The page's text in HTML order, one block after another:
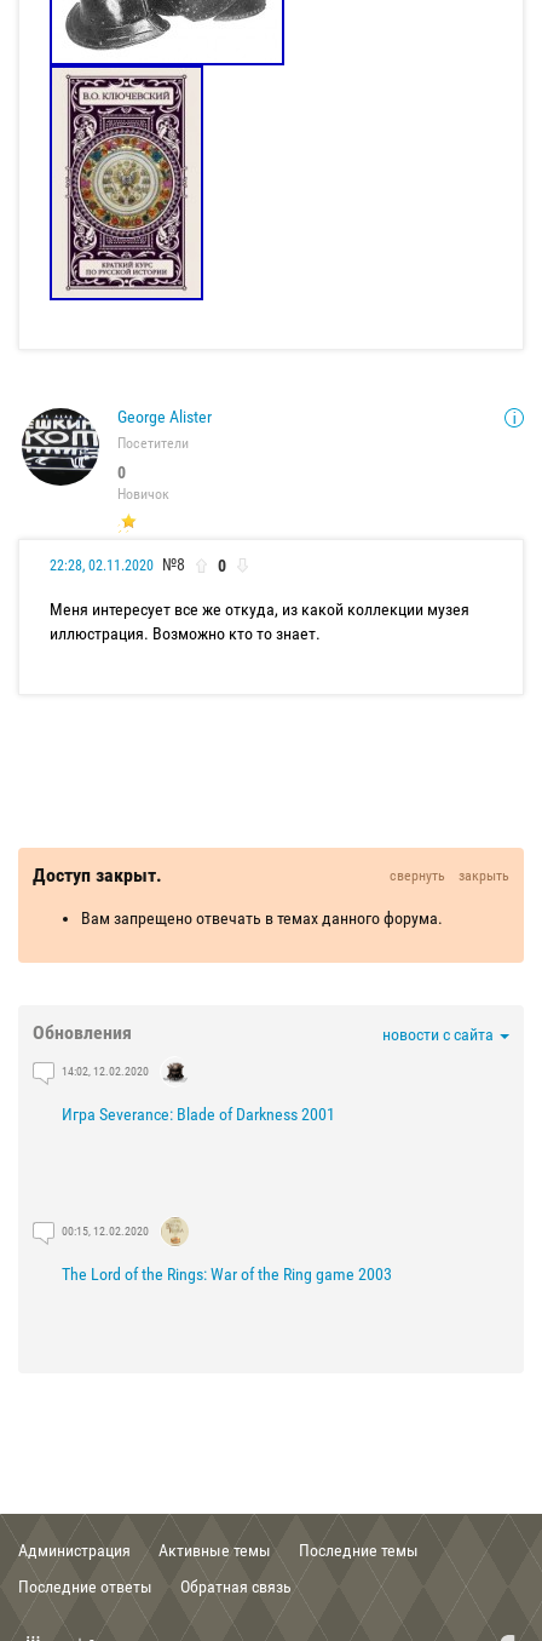
George Alister
Посетители
0
Новичок
22:28, 02.11.2020 №8 0
Меня интересует все же откуда, из какой коллекции музея
иллюстрация. Возможно кто то знает.
Доступ закрыт. свернуть закрыть
Вам запрещено отвечать в темах данного форума.
Обновления новости с сайта
14:02, 12.02.2020
Игра Severance: Blade of Darkness 2001
00:15, 12.02.2020
The Lord of the Rings: War of the Ring game 2003
00:56, 03.02.2020
Группа Кирит Унгол Cirith Ungol band .mp3
Администрация Активные темы
Последние темы
Последние ответы
Обратная связь